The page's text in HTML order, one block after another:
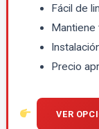
Fácil de
Precio
VER